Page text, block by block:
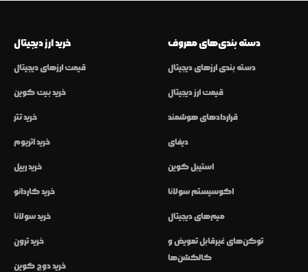
خرید ارز دیجیتال
قیمت ارزهای دیجیتال
خرید بیت کوین
خرید تتر
خرید اتریوم
خرید ریپل
خرید کاردانو
خرید سولانا
خرید ترون
خرید دوج کوین
دسته بندی‌های معروف
دسته بندی ارزهای دیجیتال
قیمت ارز دیجیتال
قراردادهای هوشمند
دیفای
استیبل کوین
اکوسیستم سولانا
میم‌های دیجیتال
توکن‌های غیرقابل تعویض و
کالکشن‌ها